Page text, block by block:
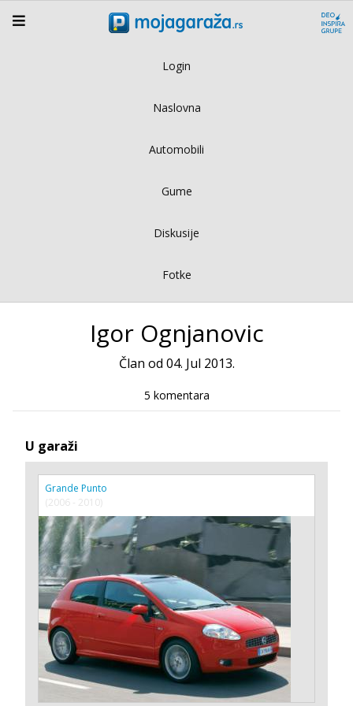
Login
Naslovna
Automobili
Gume
Diskusije
Fotke
Igor Ognjanovic
Član od 04. Jul 2013.
5 komentara
U garaži
Grande Punto
(2006 - 2010)